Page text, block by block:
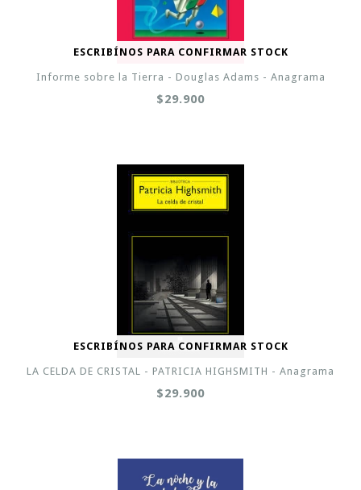
ESCRIBÍNOS PARA CONFIRMAR STOCK
Informe sobre la Tierra - Douglas Adams - Anagrama
$29.900
ESCRIBÍNOS PARA CONFIRMAR STOCK
LA CELDA DE CRISTAL - PATRICIA HIGHSMITH - Anagrama
$29.900